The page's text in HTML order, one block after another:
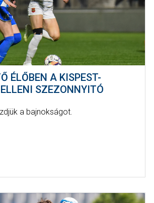
ÉLŐBEN A KISPEST-
SZEZONNYITÓ
a bajnokságot.